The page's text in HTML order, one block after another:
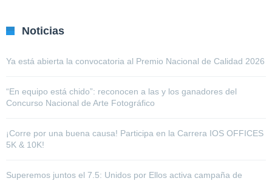
Noticias
Ya está abierta la convocatoria al Premio Nacional de Calidad 2026
“En equipo está chido”: reconocen a las y los ganadores del
Concurso Nacional de Arte Fotográfico
¡Corre por una buena causa! Participa en la Carrera IOS OFFICES
5K & 10K!
Superemos juntos el 7.5: Unidos por Ellos activa campaña de